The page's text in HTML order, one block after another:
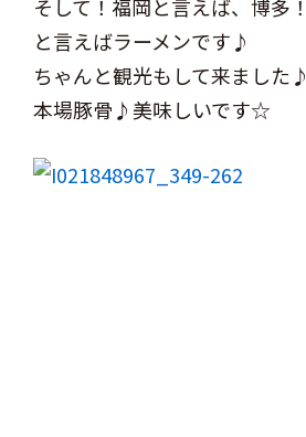
そして！福岡と言えば、博多！
と言えばラーメンです♪
ちゃんと観光もして来ました♪
本場豚骨♪美味しいです☆